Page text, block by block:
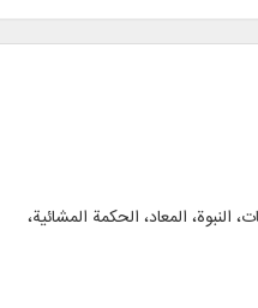
الإلهيات، النبوة، المعاد، الحكمة المشائية،